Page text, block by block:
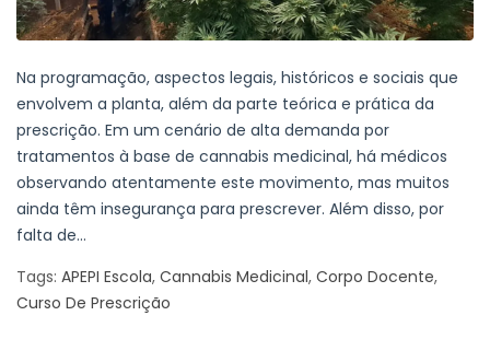
Na programação, aspectos legais, históricos e sociais que
envolvem a planta, além da parte teórica e prática da
prescrição. Em um cenário de alta demanda por
tratamentos à base de cannabis medicinal, há médicos
observando atentamente este movimento, mas muitos
ainda têm insegurança para prescrever. Além disso, por
falta de...
Tags: APEPI Escola, Cannabis Medicinal, Corpo Docente,
Curso De Prescrição